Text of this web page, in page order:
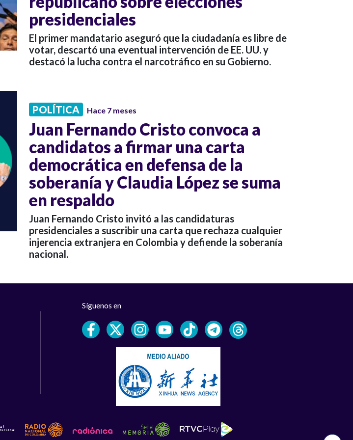
presidenciales
El primer mandatario aseguró que la ciudadanía es libre de
votar, descartó una eventual intervención de EE. UU. y
destacó la lucha contra el narcotráfico en su Gobierno.
POLÍTICA Hace 7 meses
Juan Fernando Cristo convoca a
candidatos a firmar una carta
democrática en defensa de la
soberanía y Claudia López se suma
en respaldo
Juan Fernando Cristo invitó a las candidaturas
presidenciales a suscribir una carta que rechaza cualquier
injerencia extranjera en Colombia y defiende la soberanía
nacional.
Síguenos en